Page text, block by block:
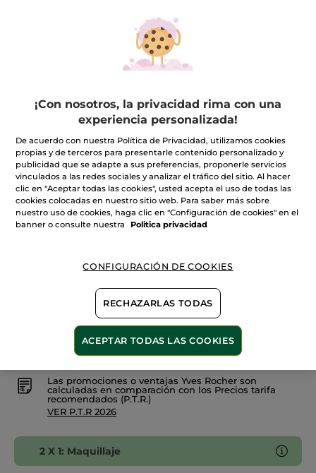
Lápiz contorno de labios Rouge Eilxir
El mejor aliado para unos labios perfectos
1.1 g
3.6
5
Leer
reseñas
contorno
de
labios
Eilxir
9,90€
07. Lilas enchanté
Cantidad
Entrega entre 5 a 8 días hábiles
Pago Seguro
Satisfecho o te devolvemos el dinero
Las promociones o ventajas Yves Rocher son
calculadas en comparación con los Precios tarifa
recomendados (P.T.R.)
VER P.T.R 2026
2 X 1: Maquillaje
¡Con nosotros, la privacidad rima con una
experiencia personalizada!
De acuerdo con nuestra Política de Privacidad, utilizamos cookies
propias y de terceros para presentarle contenido personalizado y
publicidad que se adapte a sus preferencias, proponerle servicios
vinculados a las redes sociales y analizar el tráfico del sitio. Al hacer
clic en "Aceptar todas las cookies", usted acepta el uso de todas las
cookies colocadas en nuestro sitio web. Para saber más sobre
nuestro uso de cookies, haga clic en "Configuración de cookies" en el
banner o consulte nuestra
Politica privacidad
CONFIGURACIÓN DE COOKIES
RECHAZARLAS TODAS
ACEPTAR TODAS LAS COOKIES